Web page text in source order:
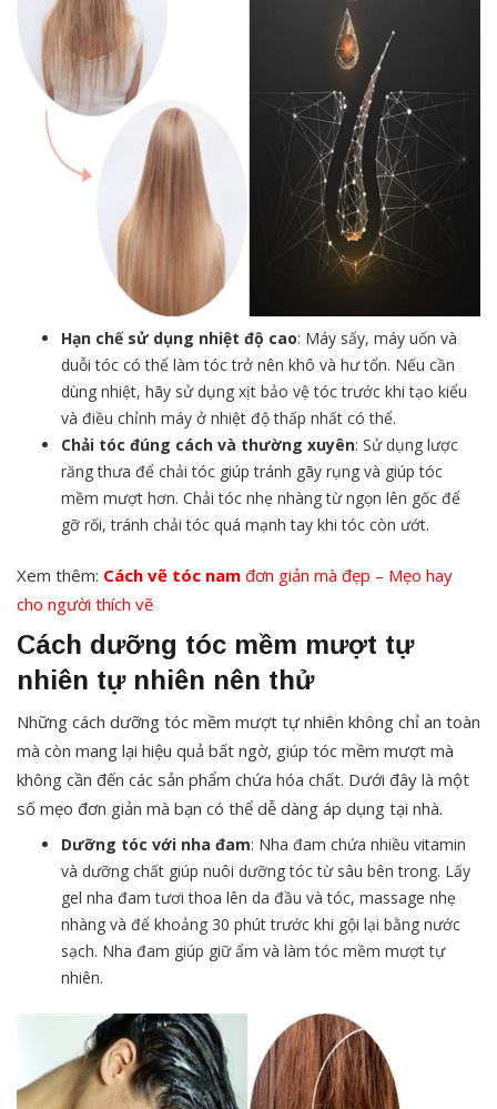
Hạn chế sử dụng nhiệt độ cao: Máy sấy, máy uốn và
duỗi tóc có thể làm tóc trở nên khô và hư tổn. Nếu cần
dùng nhiệt, hãy sử dụng xịt bảo vệ tóc trước khi tạo kiểu
và điều chỉnh máy ở nhiệt độ thấp nhất có thể.
Chải tóc đúng cách và thường xuyên: Sử dụng lược
răng thưa để chải tóc giúp tránh gãy rụng và giúp tóc
mềm mượt hơn. Chải tóc nhẹ nhàng từ ngọn lên gốc để
gỡ rối, tránh chải tóc quá mạnh tay khi tóc còn ướt.
Xem thêm: Cách vẽ tóc nam đơn giản mà đẹp – Mẹo hay
cho người thích vẽ
Cách dưỡng tóc mềm mượt tự
nhiên tự nhiên nên thử
Những cách dưỡng tóc mềm mượt tự nhiên không chỉ an toàn
mà còn mang lại hiệu quả bất ngờ, giúp tóc mềm mượt mà
không cần đến các sản phẩm chứa hóa chất. Dưới đây là một
số mẹo đơn giản mà bạn có thể dễ dàng áp dụng tại nhà.
Dưỡng tóc với nha đam: Nha đam chứa nhiều vitamin
và dưỡng chất giúp nuôi dưỡng tóc từ sâu bên trong. Lấy
gel nha đam tươi thoa lên da đầu và tóc, massage nhẹ
nhàng và để khoảng 30 phút trước khi gội lại bằng nước
sạch. Nha đam giúp giữ ẩm và làm tóc mềm mượt tự
nhiên.